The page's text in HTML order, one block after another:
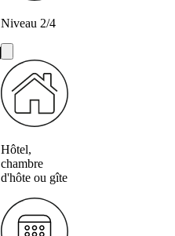
Niveau 2/4
Hôtel,
chambre
d'hôte ou gîte